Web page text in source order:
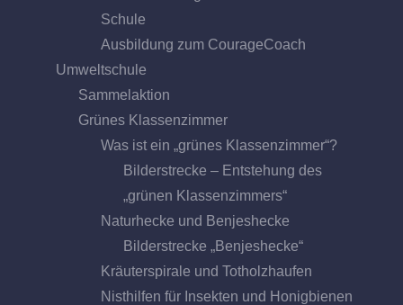
Schule
Ausbildung zum CourageCoach
Umweltschule
Sammelaktion
Grünes Klassenzimmer
Was ist ein „grünes Klassenzimmer“?
Bilderstrecke – Entstehung des
„grünen Klassenzimmers“
Naturhecke und Benjeshecke
Bilderstrecke „Benjeshecke“
Kräuterspirale und Totholzhaufen
Nisthilfen für Insekten und Honigbienen